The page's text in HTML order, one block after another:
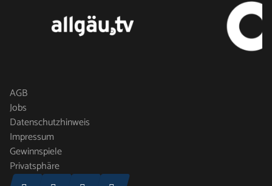
AGB
Jobs
Datenschutzhinweis
Impressum
Gewinnspiele
Privatsphäre